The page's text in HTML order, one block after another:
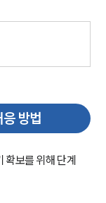
방법
확보를 위해 단계